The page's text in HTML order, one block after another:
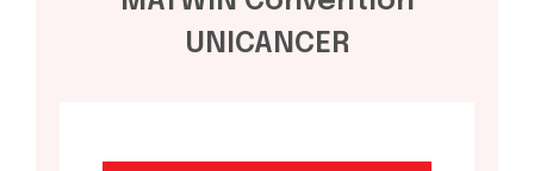
UNICANCER